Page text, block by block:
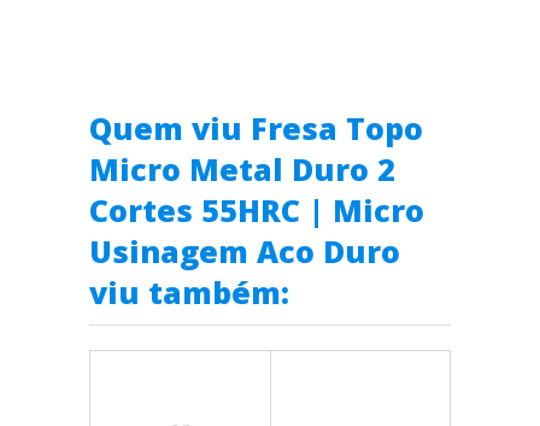
Quem viu Fresa Topo
Micro Metal Duro 2
Cortes 55HRC | Micro
Usinagem Aco Duro
viu também: